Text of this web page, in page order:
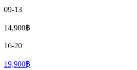
09-13
14,900฿
16-20
19,900฿